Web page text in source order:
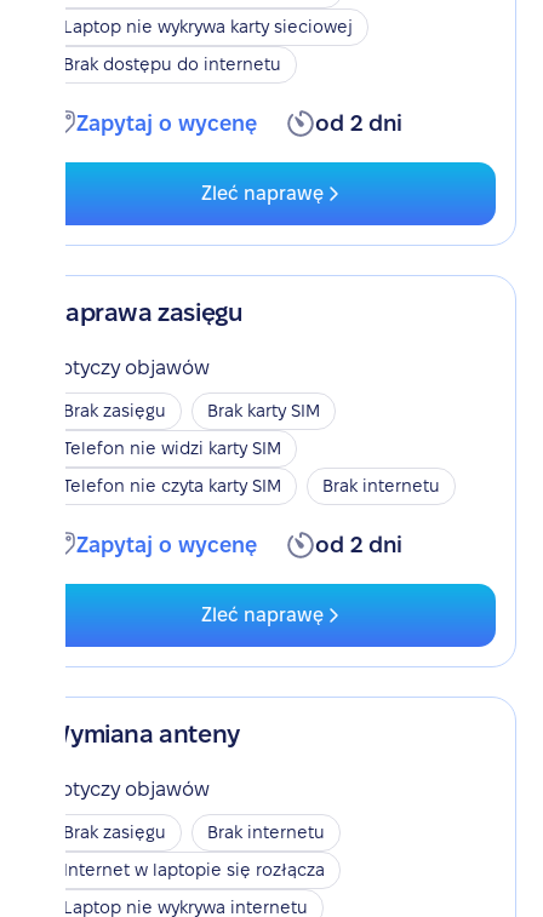
Laptop nie wykrywa karty sieciowej
Brak dostępu do internetu
Zapytaj o wycenę od 2 dni
Zleć naprawę
Naprawa zasięgu
Dotyczy objawów
Brak zasięgu
Brak karty SIM
Telefon nie widzi karty SIM
Telefon nie czyta karty SIM
Brak internetu
Zapytaj o wycenę od 2 dni
Zleć naprawę
Wymiana anteny
Dotyczy objawów
Brak zasięgu
Brak internetu
Internet w laptopie się rozłącza
Laptop nie wykrywa internetu